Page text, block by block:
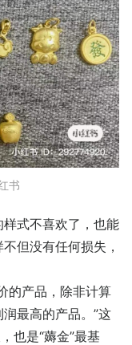
书
式不喜欢了，也能
但没有任何损失，
的产品，除非计算
最高的产品。”这
也是“薅金”最基